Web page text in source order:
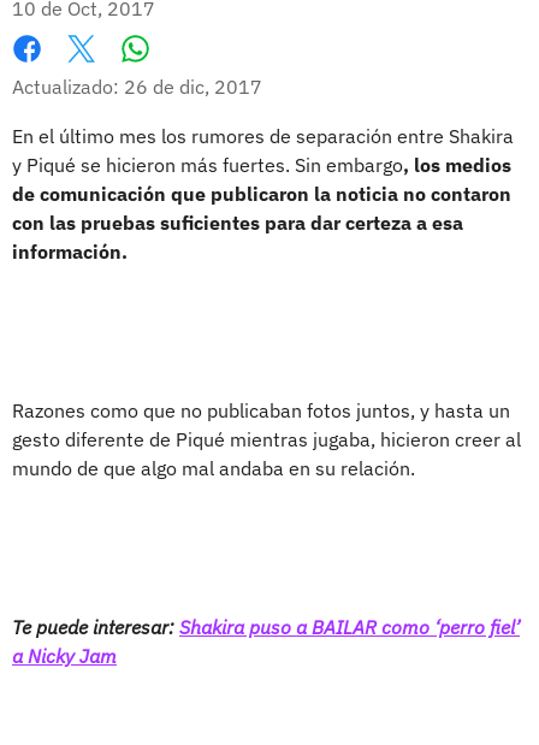
10 de Oct, 2017
Facebook
X
Actualizado: 26 de dic, 2017
En el último mes los rumores de separación entre Shakira
y Piqué se hicieron más fuertes. Sin embargo, los medios
de comunicación que publicaron la noticia no contaron
con las pruebas suficientes para dar certeza a esa
información.
Razones como que no publicaban fotos juntos, y hasta un
gesto diferente de Piqué mientras jugaba, hicieron creer al
mundo de que algo mal andaba en su relación.
Te puede interesar: Shakira puso a BAILAR como ‘perro fiel’
a Nicky Jam